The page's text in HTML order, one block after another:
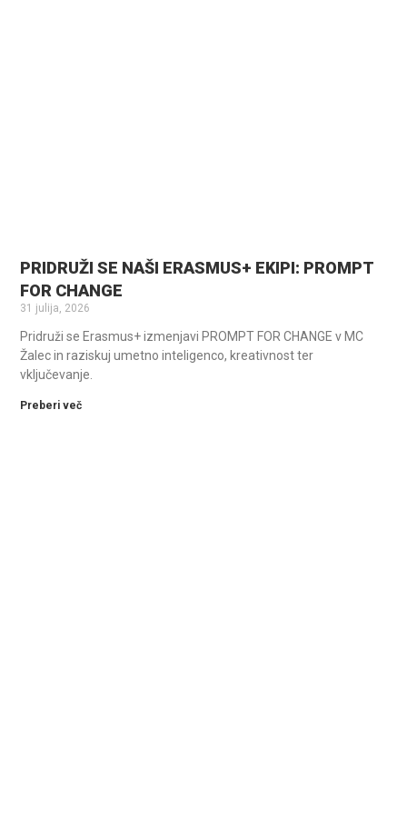
PRIDRUŽI SE NAŠI ERASMUS+ EKIPI: PROMPT
FOR CHANGE
31 julija, 2026
Pridruži se Erasmus+ izmenjavi PROMPT FOR CHANGE v MC
Žalec in raziskuj umetno inteligenco, kreativnost ter
vključevanje.
Preberi več